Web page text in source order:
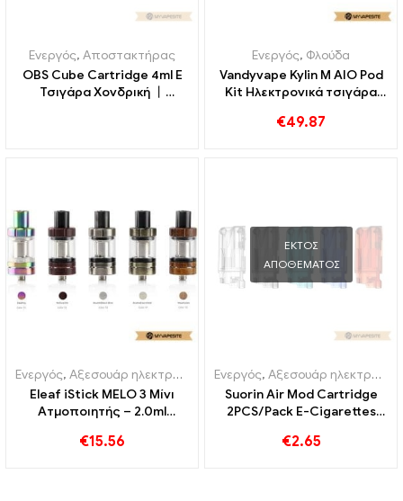
Ενεργός, Αποστακτήρας
OBS Cube Cartridge 4ml E
Τσιγάρα Χονδρική 丨
Ενεργός, Φλούδα
Vandyvape Kylin M AIO Pod
Kit Ηλεκτρονικά τσιγάρα
€49.87
Ενεργός, Αξεσουάρ ηλεκτρονικού τσιγάρου
Eleaf iStick MELO 3 Μίνι
Ατμοποιητής – 2.0ml
χονδρική丨Custom
€15.56
ΕΚΤΌΣ
ΑΠΟΘΈΜΑΤΟΣ
Ενεργός, Αξεσουάρ ηλεκτρονικού τσιγάρου
Suorin Air Mod Cartridge
2PCS/Pack E-Cigarettes
€2.65